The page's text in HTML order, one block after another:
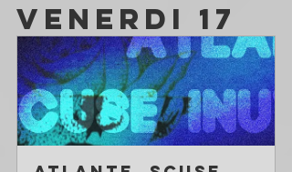
VENERDI 17